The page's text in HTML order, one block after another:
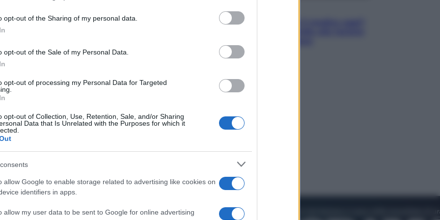
including but not limited to your visit or usage behaviour. You may click to grant or
to Google and its third-party tags to use your data for below specified purposes
consent section.
opt-out of the Sharing of my personal data.
opt-out of the Sale of my Personal Data.
opt-out of processing my Personal Data for Targeted
opt-out of Collection, Use, Retention, Sale, and/or Sharing
Data that Is Unrelated with the Purposes for which it
allow Google to enable storage related to advertising like cookies on
identifiers in apps.
allow my user data to be sent to Google for online advertising
Milan, il cui cammino verso la seconda fase
inglese, il Newcastle di Sandro Tonali.
l’ex capitan futuro, trasferito in Premier League
Cosa significa fare il medico oggi?